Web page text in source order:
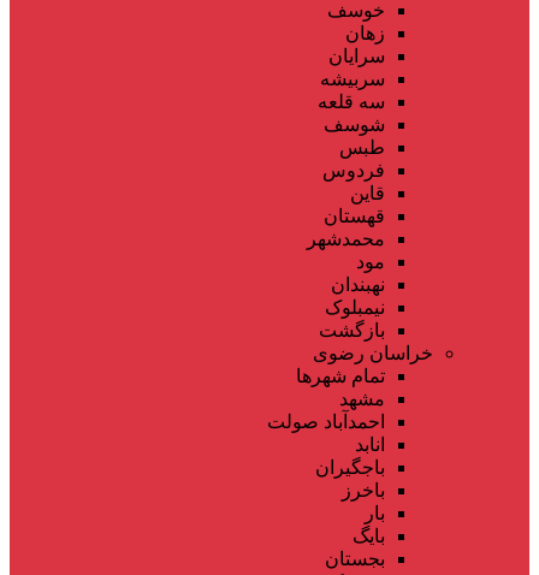
خوسف
زهان
سرایان
سربیشه
سه قلعه
شوسف
طبس
فردوس
قاین
قهستان
محمدشهر
مود
نهبندان
نیمبلوک
بازگشت
خراسان رضوی
تمام شهر‌ها
مشهد
احمدآباد صولت
انابد
باجگیران
باخرز
بار
بایگ
بجستان